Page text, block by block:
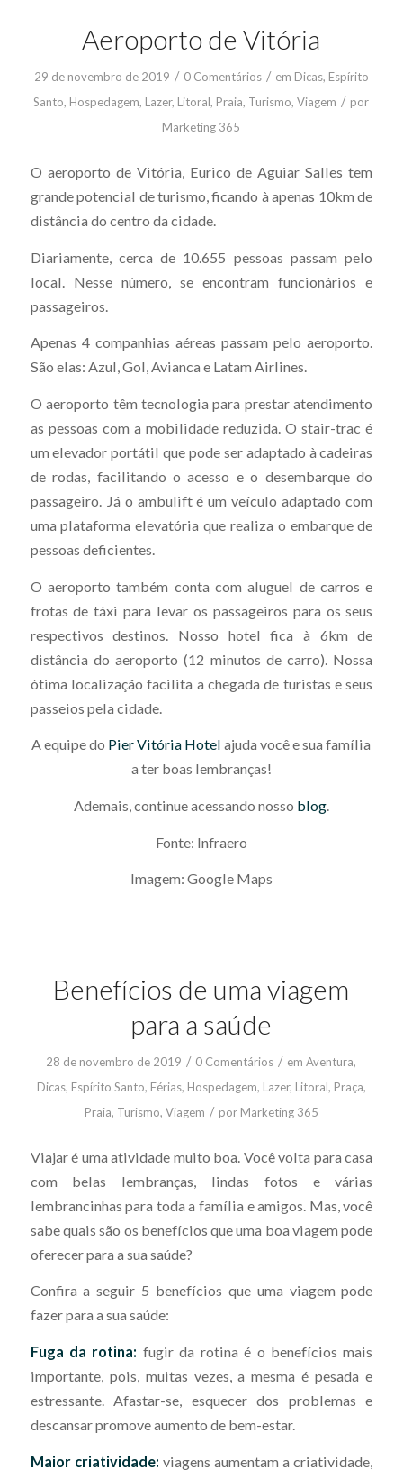
Aeroporto de Vitória
29 de novembro de 2019 / 0 Comentários / em Dicas, Espírito
Santo, Hospedagem, Lazer, Litoral, Praia, Turismo,Viagem / por
Marketing 365
O aeroporto de Vitória, Eurico de Aguiar Salles tem
grande potencial de turismo, ficando à apenas 10km de
distância do centro da cidade.
Diariamente, cerca de 10.655 pessoas passam pelo
local. Nesse número, se encontram funcionários e
passageiros.
Apenas 4 companhias aéreas passam pelo aeroporto.
São elas: Azul, Gol, Avianca e Latam Airlines.
O aeroporto têm tecnologia para prestar atendimento
as pessoas com a mobilidade reduzida. O stair-trac é
um elevador portátil que pode ser adaptado à cadeiras
de rodas, facilitando o acesso e o desembarque do
passageiro. Já o ambulift é um veículo adaptado com
uma plataforma elevatória que realiza o embarque de
pessoas deficientes.
O aeroporto também conta com aluguel de carros e
frotas de táxi para levar os passageiros para os seus
respectivos destinos. Nosso hotel fica à 6km de
distância do aeroporto (12 minutos de carro). Nossa
ótima localização facilita a chegada de turistas e seus
passeios pela cidade.
A equipe do Pier Vitória Hotel ajuda você e sua família
a ter boas lembranças!
Ademais, continue acessando nosso blog.
Fonte: Infraero
Imagem: Google Maps
Benefícios de uma viagem
para a saúde
28 de novembro de 2019 / 0 Comentários / emAventura,
Dicas, Espírito Santo, Férias, Hospedagem, Lazer, Litoral, Praça,
Praia, Turismo, Viagem / por Marketing 365
Viajar é uma atividade muito boa. Você volta para casa
com belas lembranças, lindas fotos e várias
lembrancinhas para toda a família e amigos. Mas, você
sabe quais são os benefícios que uma boa viagem pode
oferecer para a sua saúde?
Confira a seguir 5 benefícios que uma viagem pode
fazer para a sua saúde:
Fuga da rotina: fugir da rotina é o benefícios mais
importante, pois, muitas vezes, a mesma é pesada e
estressante. Afastar-se, esquecer dos problemas e
descansar promove aumento de bem-estar.
Maior criatividade: viagens aumentam a criatividade,